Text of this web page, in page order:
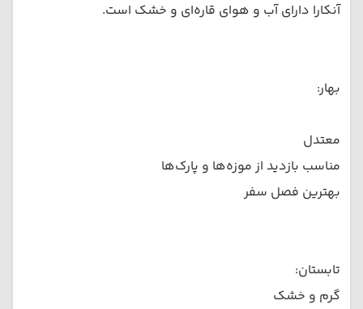
آنکارا دارای آب و هوای قاره‌ای و خشک است.
بهار:
معتدل
مناسب بازدید از موزه‌ها و پارک‌ها
بهترین فصل سفر
تابستان:
گرم و خشک